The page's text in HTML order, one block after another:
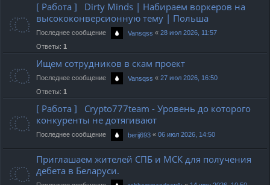
[ Работа ] Dirty Minds | Набираем воркеров на
высококонверсионную тему | Польша
Последнее сообщение Vansqss « 28 июл 2026, 11:57
Ответы: 1
Ищем сотрудников в скам проект
Последнее сообщение Vansqss « 27 июл 2026, 16:50
Ответы: 1
[ Работа ] Crypto777team - Уровень до которого
конкуренты не дотягивают
Последнее сообщение berij693 « 06 июл 2026, 14:50
Приглашаем жителей СПБ и МСК для получения
дебета в Беларуси.